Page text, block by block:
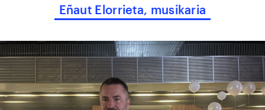
Eñaut Elorrieta, musikaria